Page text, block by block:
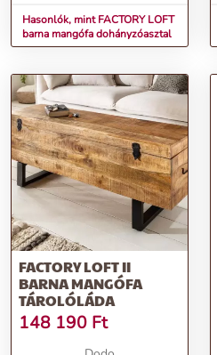
Hasonlók, mint FACTORY LOFT
barna mangófa dohányzóasztal
FACTORY LOFT II
BARNA MANGÓFA
TÁROLÓLÁDA
148 190 Ft